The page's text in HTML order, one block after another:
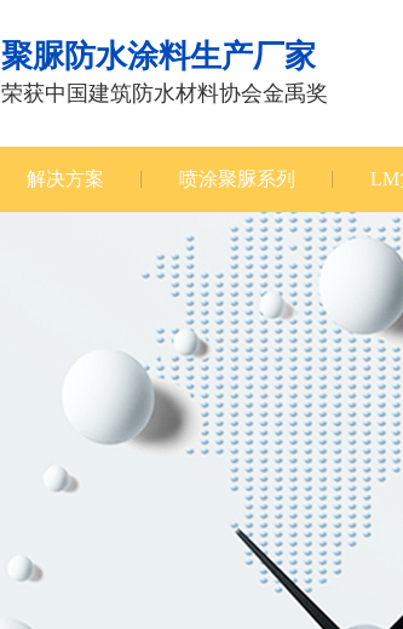
聚脲防水涂料生产厂家
荣获中国建筑防水材料协会金禹奖
解决方案 喷涂聚脲系列 LM